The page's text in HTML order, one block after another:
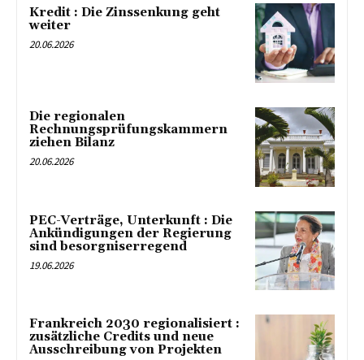
Kredit : Die Zinssenkung geht
weiter
20.06.2026
Die regionalen
Rechnungsprüfungskammern
ziehen Bilanz
20.06.2026
PEC-Verträge, Unterkunft : Die
Ankündigungen der Regierung
sind besorgniserregend
19.06.2026
Frankreich 2030 regionalisiert :
zusätzliche Credits und neue
Ausschreibung von Projekten